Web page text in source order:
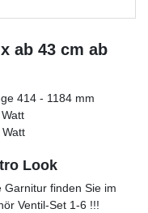
ab 43 cm ab
414 - 1184 mm
Look
Garnitur finden Sie im
Ventil-Set 1-6 !!!